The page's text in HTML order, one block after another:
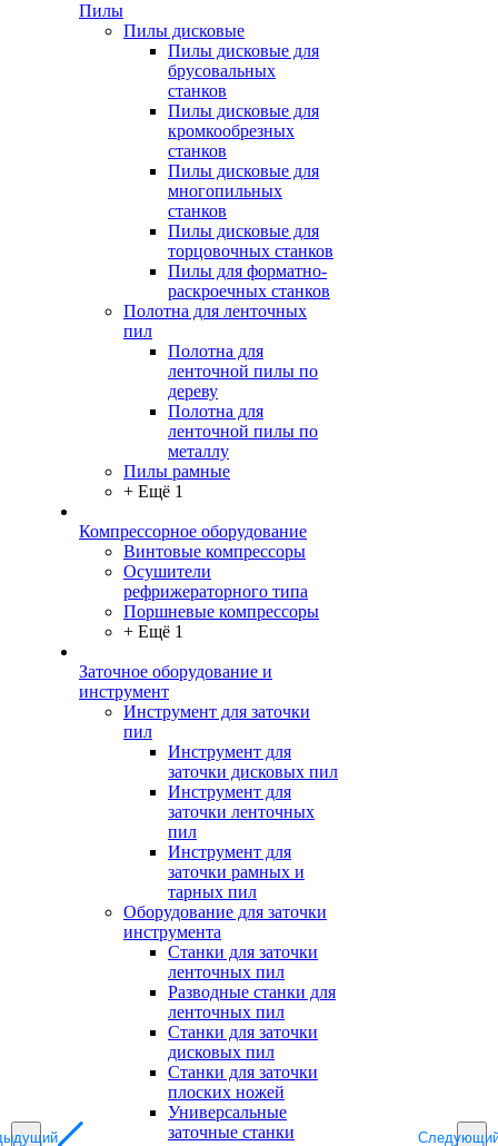
Пилы
Пилы дисковые
Пилы дисковые для
брусовальных
станков
Пилы дисковые для
кромкообрезных
станков
Пилы дисковые для
многопильных
станков
Пилы дисковые для
торцовочных станков
Пилы для форматно-
раскроечных станков
Полотна для ленточных
пил
Полотна для
ленточной пилы по
дереву
Полотна для
ленточной пилы по
металлу
Пилы рамные
+ Ещё 1
Компрессорное оборудование
Винтовые компрессоры
Осушители
рефрижераторного типа
Поршневые компрессоры
+ Ещё 1
Заточное оборудование и
инструмент
Инструмент для заточки
пил
Инструмент для
заточки дисковых пил
Инструмент для
заточки ленточных
пил
Инструмент для
заточки рамных и
тарных пил
Оборудование для заточки
инструмента
Станки для заточки
ленточных пил
Разводные станки для
ленточных пил
Станки для заточки
дисковых пил
Станки для заточки
плоских ножей
Универсальные
заточные станки